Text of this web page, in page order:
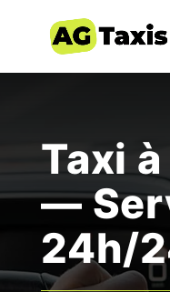
Taxi
—
24h/